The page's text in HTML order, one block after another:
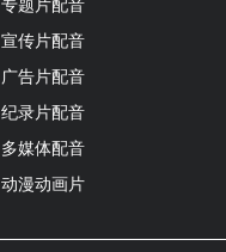
专题片配音
宣传片配音
广告片配音
纪录片配音
多媒体配音
动漫动画片